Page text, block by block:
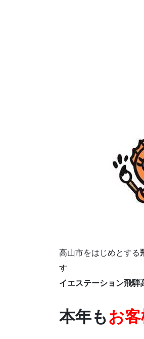
高山市をはじめとする
す
イエステーション飛騨
本年もお